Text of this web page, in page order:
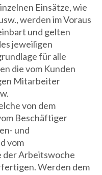
Einsätze, wie
werden im Voraus
und gelten
jeweiligen
für alle
die vom Kunden
Mitarbeiter
von dem
Beschäftiger
und
vom
der Arbeitswoche
Werden dem